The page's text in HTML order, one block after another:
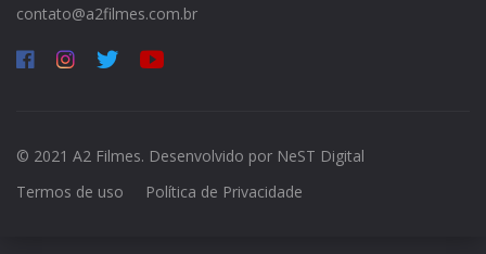
contato@a2filmes.com.br
© 2021 A2 Filmes. Desenvolvido por NeST Digital
Termos de uso
Política de Privacidade